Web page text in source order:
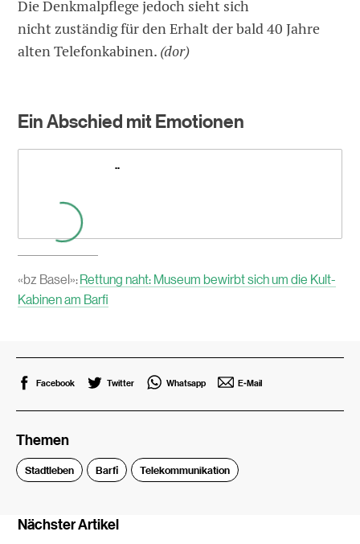
Die Denkmalpflege jedoch sieht sich
nicht zuständig für den Erhalt der bald 40 Jahre
alten Telefonkabinen. (dor)
Ein Abschied mit Emotionen
..
«bz Basel»:Rettung naht: Museum bewirbt sich um die Kult-
Kabinen am Barfi
Facebook Twitter Whatsapp E-Mail
Themen
Stadtleben Barfi Telekommunikation
Nächster Artikel